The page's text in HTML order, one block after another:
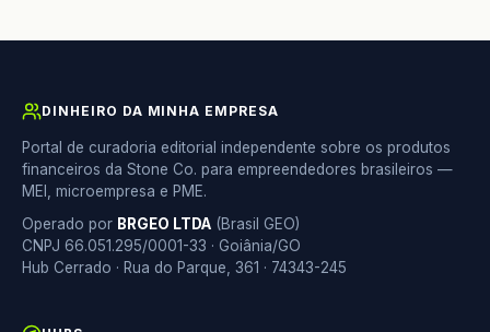
DINHEIRO DA MINHA EMPRESA
Portal de curadoria editorial independente sobre os produtos
financeiros da Stone Co. para empreendedores brasileiros —
MEI, microempresa e PME.
Operado por BRGEO LTDA (Brasil GEO)
CNPJ 66.051.295/0001-33 · Goiânia/GO
Hub Cerrado · Rua do Parque, 361 · 74343-245